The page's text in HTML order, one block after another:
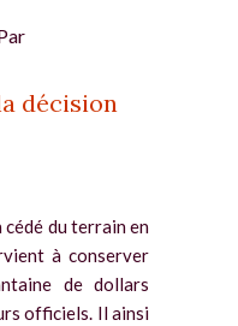
décision
cédé du terrain en
à conserver
de dollars
officiels. Il ainsi